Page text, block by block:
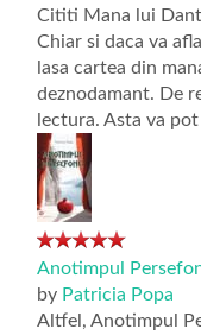
Cititi Mana lui
Chiar si daca va
lasa cartea din
deznodamant. De
lectura. Asta va pot
Anotimpul
by Patricia Popa
Altfel, Anotimpul